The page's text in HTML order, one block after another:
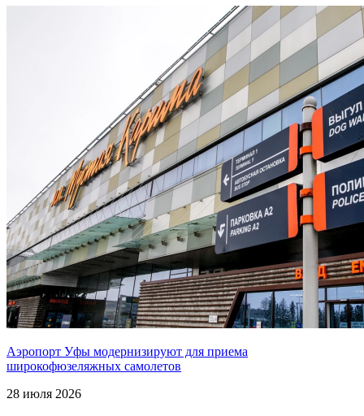
Аэропорт Уфы модернизируют для приема
широкофюзеляжных самолетов
28 июля 2026